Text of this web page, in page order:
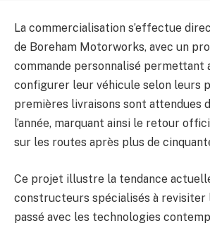
La commercialisation s’effectue
de Boreham Motorworks, avec un
commande personnalisé permettant
configurer leur véhicule selon leurs
premières livraisons sont attendues
l’année, marquant ainsi le retour
sur les routes après plus de
Ce projet illustre la tendance
constructeurs spécialisés à revisiter
passé avec les technologies